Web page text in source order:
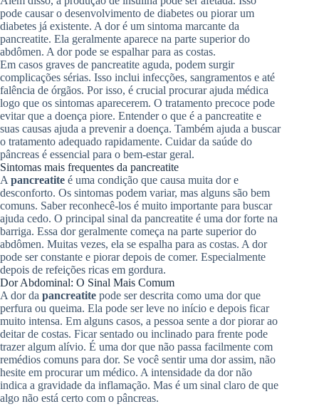
pode causar o desenvolvimento de diabetes ou piorar um
diabetes já existente. A dor é um sintoma marcante da
pancreatite. Ela geralmente aparece na parte superior do
abdômen. A dor pode se espalhar para as costas.
Em casos graves de pancreatite aguda, podem surgir
complicações sérias. Isso inclui infecções, sangramentos e até
falência de órgãos. Por isso, é crucial procurar ajuda médica
logo que os sintomas aparecerem. O tratamento precoce pode
evitar que a doença piore. Entender o que é a pancreatite e
suas causas ajuda a prevenir a doença. Também ajuda a buscar
o tratamento adequado rapidamente. Cuidar da saúde do
pâncreas é essencial para o bem-estar geral.
Sintomas mais frequentes da pancreatite
A pancreatite é uma condição que causa muita dor e
desconforto. Os sintomas podem variar, mas alguns são bem
comuns. Saber reconhecê-los é muito importante para buscar
ajuda cedo. O principal sinal da pancreatite é uma dor forte na
barriga. Essa dor geralmente começa na parte superior do
abdômen. Muitas vezes, ela se espalha para as costas. A dor
pode ser constante e piorar depois de comer. Especialmente
depois de refeições ricas em gordura.
Dor Abdominal: O Sinal Mais Comum
A dor da pancreatite pode ser descrita como uma dor que
perfura ou queima. Ela pode ser leve no início e depois ficar
muito intensa. Em alguns casos, a pessoa sente a dor piorar ao
deitar de costas. Ficar sentado ou inclinado para frente pode
trazer algum alívio. É uma dor que não passa facilmente com
remédios comuns para dor. Se você sentir uma dor assim, não
hesite em procurar um médico. A intensidade da dor não
indica a gravidade da inflamação. Mas é um sinal claro de que
algo não está certo com o pâncreas.